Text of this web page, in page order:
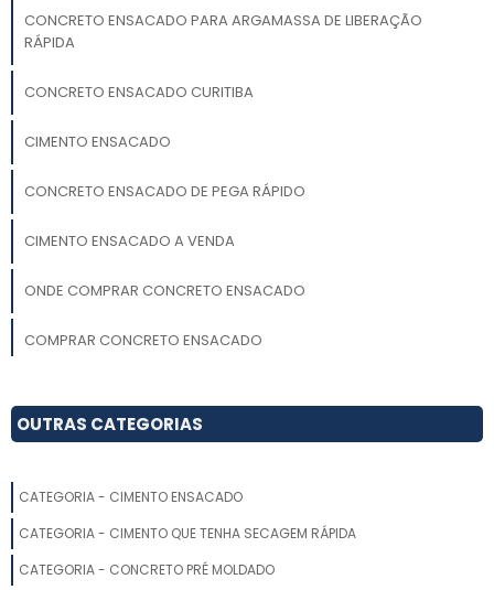
CONCRETO ENSACADO PARA ARGAMASSA DE LIBERAÇÃO
RÁPIDA
CONCRETO ENSACADO CURITIBA
CIMENTO ENSACADO
CONCRETO ENSACADO DE PEGA RÁPIDO
CIMENTO ENSACADO A VENDA
ONDE COMPRAR CONCRETO ENSACADO
COMPRAR CONCRETO ENSACADO
CONCRETO ENSACADO PRONTO
COMPRAR CIMENTO ENSACADO
CONCRETO ENSACADO NO RIO DE JANEIRO
OUTRAS CATEGORIAS
CATEGORIA - CIMENTO ENSACADO
CATEGORIA - CIMENTO QUE TENHA SECAGEM RÁPIDA
CATEGORIA - CONCRETO PRÉ MOLDADO